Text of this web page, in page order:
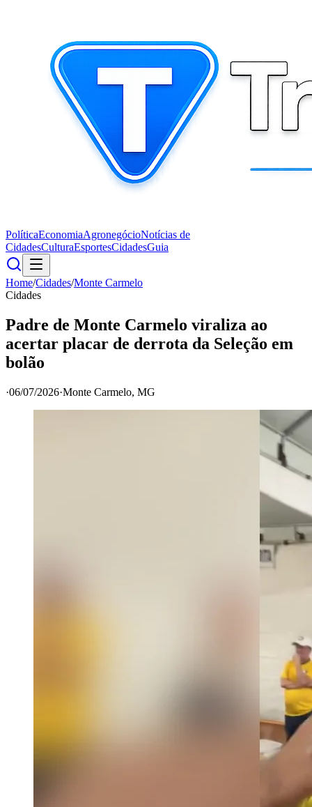
PolíticaEconomiaAgronegócioNotícias de
CidadesCulturaEsportesCidadesGuia
Home/Cidades/Monte Carmelo
Cidades
Padre de Monte Carmelo viraliza ao
acertar placar de derrota da Seleção em
bolão
·06/07/2026·Monte Carmelo, MG